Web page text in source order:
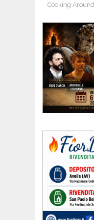
Cooking Around